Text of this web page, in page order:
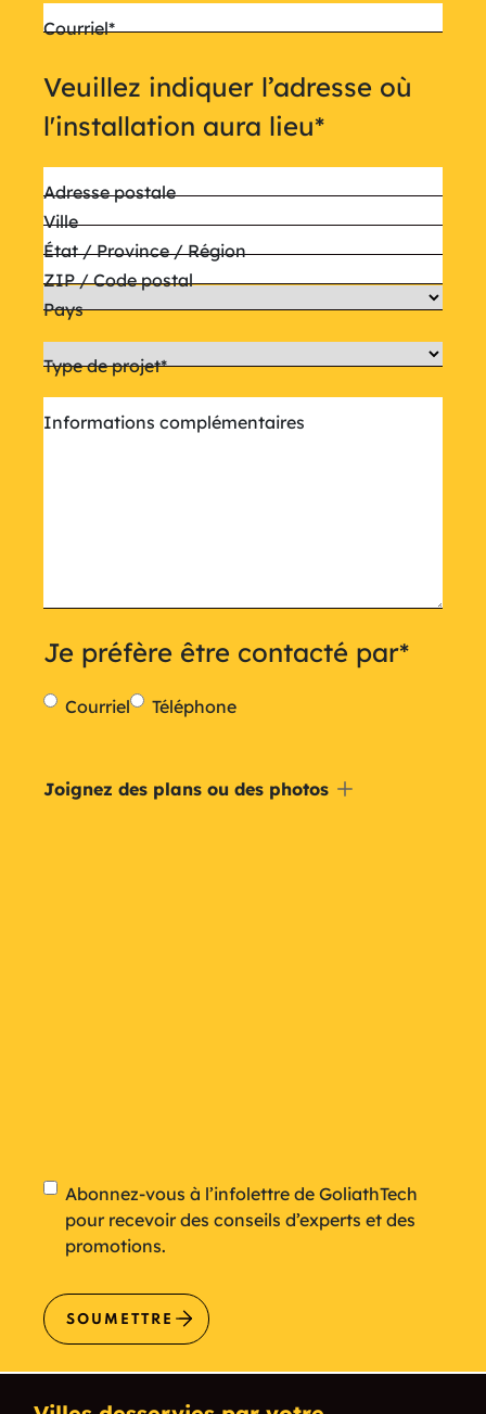
Courriel*
Veuillez indiquer l’adresse où
l'installation aura lieu*
Adresse postale
Ville
État / Province / Région
ZIP / Code postal
Pays
Type de projet*
Informations complémentaires
Je préfère être contacté par*
Courriel Téléphone
Inclure
Joignez des plans ou des photos
Newsletter
Abonnez-vous à l’infolettre de GoliathTech
pour recevoir des conseils d’experts et des
promotions.
SOUMETTRE